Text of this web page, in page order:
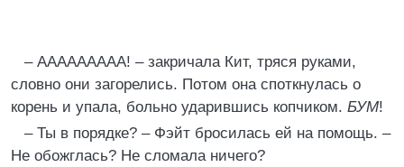
– ААААААААА! – закричала Кит, тряся руками,
словно они загорелись. Потом она споткнулась о
корень и упала, больно ударившись копчиком. БУМ!
– Ты в порядке? – Фэйт бросилась ей на помощь. –
Не обожглась? Не сломала ничего?